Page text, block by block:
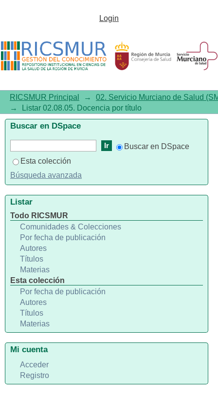
Listar 02.08.05. Docencia por
Login
RICSMUR Principal →
02. Servicio Murciano de Salud
→
Listar 02.08.05. Docencia por título
Buscar en DSpace
Buscar en DSpace
Esta colección
Búsqueda avanzada
Listar
Todo RICSMUR
Comunidades & Colecciones
Por fecha de publicación
Autores
Títulos
Materias
Esta colección
Por fecha de publicación
Autores
Títulos
Materias
Mi cuenta
Acceder
Registro